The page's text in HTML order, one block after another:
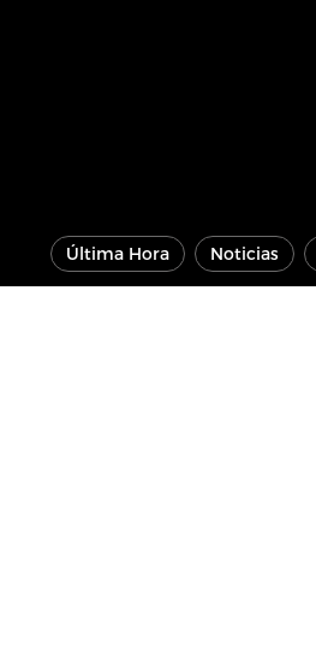
Última Hora Noticias